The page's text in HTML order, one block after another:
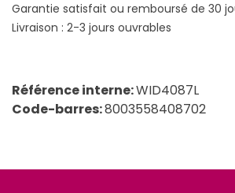
Garantie satisfait ou remboursé de 30
Livraison : 2-3 jours ouvrables
Référence interne:WID4087L
Code-barres:8003558408702